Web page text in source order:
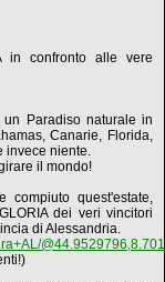
in confronto alle vere
Paradiso naturale in
Canarie, Florida,
invece niente.
il mondo!
compiuto quest'estate,
dei veri vincitori
di Alessandria.